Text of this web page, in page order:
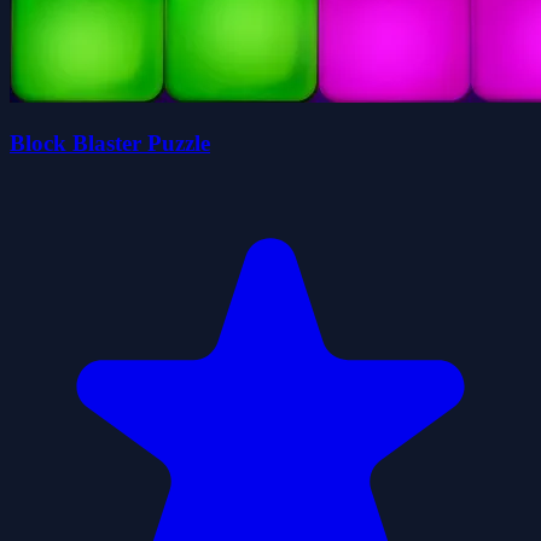
Block Blaster Puzzle